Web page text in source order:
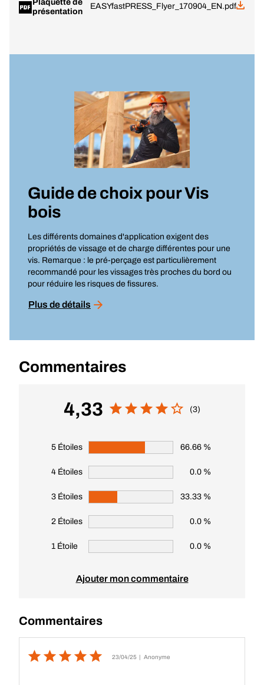
Plaquette de
présentation
EASYfastPRESS_Flyer_170904_EN.pdf
Guide de choix pourVis
bois
Les différents domaines d'application exigent des
propriétés de vissage et de charge différentes pour une
vis. Remarque : le pré-perçage est particulièrement
recommandé pour les vissages très proches du bord ou
pour réduire les risques de fissures.
Plus de détails
Commentaires
4,33 (3)
5 Étoiles 66.66 %
4 Étoiles 0.0 %
3 Étoiles 33.33 %
2 Étoiles 0.0 %
1 Étoile 0.0 %
Ajouter mon commentaire
Commentaires
23/04/25 | Anonyme